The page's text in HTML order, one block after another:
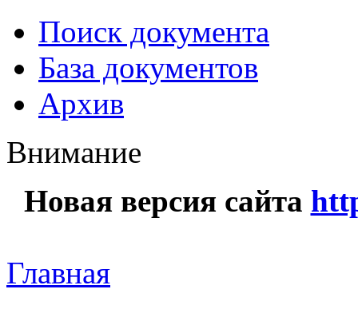
Поиск документа
База документов
Архив
Внимание
Новая версия сайта
Главная